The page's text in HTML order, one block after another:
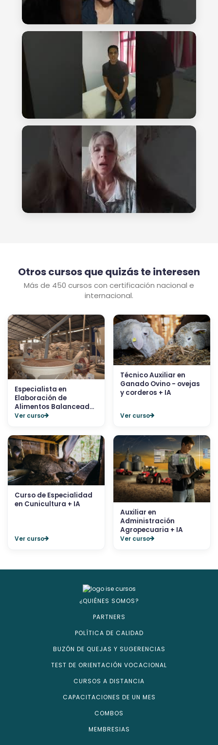
Otros cursos que quizás te interesen
Más de 450 cursos con certificación nacional e
internacional.
Especialista en
Elaboración de
Alimentos Balanceados
para...
Ver curso
Técnico Auxiliar en
Ganado Ovino - ovejas
y corderos + IA
Ver curso
Curso de Especialidad
en Cunicultura + IA
Ver curso
Auxiliar en
Administración
Agropecuaria + IA
Ver curso
¿QUIÉNES SOMOS?
PARTNERS
POLÍTICA DE CALIDAD
BUZÓN DE QUEJAS Y SUGERENCIAS
TEST DE ORIENTACIÓN VOCACIONAL
CURSOS A DISTANCIA
CAPACITACIONES DE UN MES
COMBOS
MEMBRESIAS